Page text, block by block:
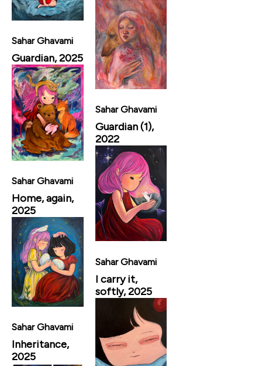
Sahar Ghavami
Guardian, 2025
Sahar Ghavami
Home, again,
2025
Sahar Ghavami
Inheritance,
2025
Sahar Ghavami
Guardian (1),
2022
Sahar Ghavami
I carry it,
softly, 2025